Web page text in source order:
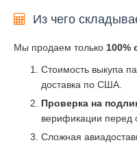
Из чего
Мы продаем только 100%
Стоимость выкупа
доставка по США.
Проверка на
верификации перед
Сложная